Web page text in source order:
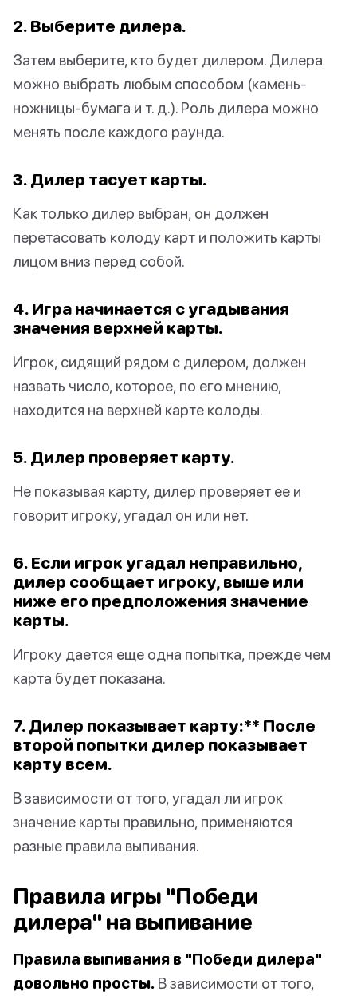
2. Выберите дилера.
Затем выберите, кто будет дилером. Дилера
можно выбрать любым способом (камень-
ножницы-бумага и т. д.). Роль дилера можно
менять после каждого раунда.
3. Дилер тасует карты.
Как только дилер выбран, он должен
перетасовать колоду карт и положить карты
лицом вниз перед собой.
4. Игра начинается с угадывания
значения верхней карты.
Игрок, сидящий рядом с дилером, должен
назвать число, которое, по его мнению,
находится на верхней карте колоды.
5. Дилер проверяет карту.
Не показывая карту, дилер проверяет ее и
говорит игроку, угадал он или нет.
6. Если игрок угадал неправильно,
дилер сообщает игроку, выше или
ниже его предположения значение
карты.
Игроку дается еще одна попытка, прежде чем
карта будет показана.
7. Дилер показывает карту:** После
второй попытки дилер показывает
карту всем.
В зависимости от того, угадал ли игрок
значение карты правильно, применяются
разные правила выпивания.
Правила игры "Победи
дилера" на выпивание
Правила выпивания в "Победи дилера"
довольно просты. В зависимости от того,